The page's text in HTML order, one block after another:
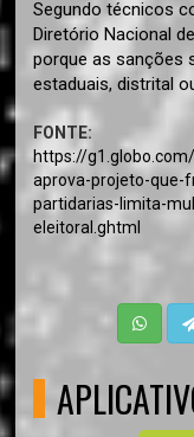
Segundo técnicos
Diretório Nacional
porque as sanções
estaduais, distrital
FONTE:
https://
aprova-projeto-que-
partidarias-limita-
eleitoral.ghtml